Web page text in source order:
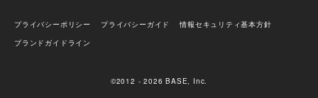
プライバシーポリシー プライバシーガイド
情報セキュリティ基本方針
ブランドガイドライン
©2012 - 2026 BASE, Inc.